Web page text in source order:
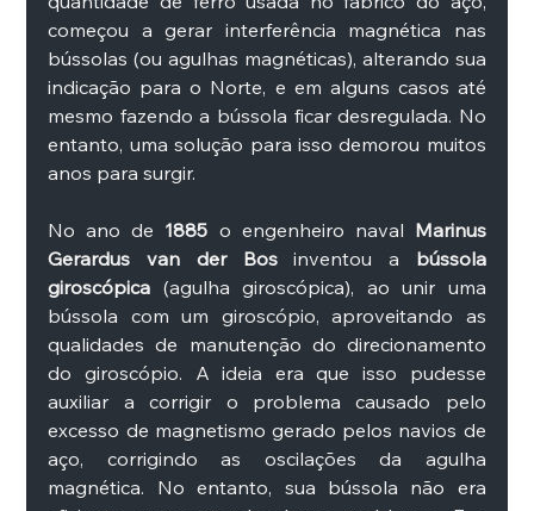
começou a gerar interferência magnética nas
bússolas (ou agulhas magnéticas), alterando sua
indicação para o Norte, e em alguns casos até
mesmo fazendo a bússola ficar desregulada. No
entanto, uma solução para isso demorou muitos
anos para surgir.
No ano de 1885 o engenheiro naval Marinus
Gerardus van der Bos inventou a bússola
giroscópica (agulha giroscópica), ao unir uma
bússola com um giroscópio, aproveitando as
qualidades de manutenção do direcionamento
do giroscópio. A ideia era que isso pudesse
auxiliar a corrigir o problema causado pelo
excesso de magnetismo gerado pelos navios de
aço, corrigindo as oscilações da agulha
magnética. No entanto, sua bússola não era